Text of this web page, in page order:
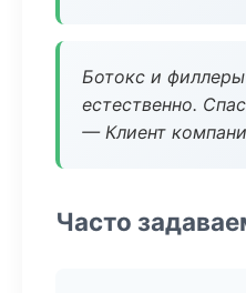
Ботокс и
естественно.
— Клиент
Часто